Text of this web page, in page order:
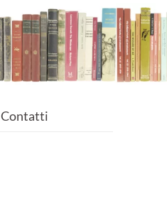
Contatti